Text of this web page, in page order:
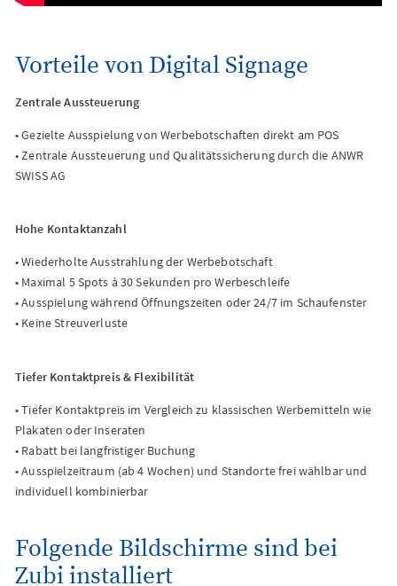
Vorteile von Digital Signage
Zentrale Aussteuerung
• Gezielte Ausspielung von Werbebotschaften direkt am POS
• Zentrale Aussteuerung und Qualitätssicherung durch die ANWR
SWISS AG
Hohe Kontaktanzahl
• Wiederholte Ausstrahlung der Werbebotschaft
• Maximal 5 Spots à 30 Sekunden pro Werbeschleife
• Ausspielung während Öffnungszeiten oder 24/7 im Schaufenster
• Keine Streuverluste
Tiefer Kontaktpreis & Flexibilität
• Tiefer Kontaktpreis im Vergleich zu klassischen Werbemitteln wie
Plakaten oder Inseraten
• Rabatt bei langfristiger Buchung
• Ausspielzeitraum (ab 4 Wochen) und Standorte frei wählbar und
individuell kombinierbar
Folgende Bildschirme sind bei
Zubi installiert